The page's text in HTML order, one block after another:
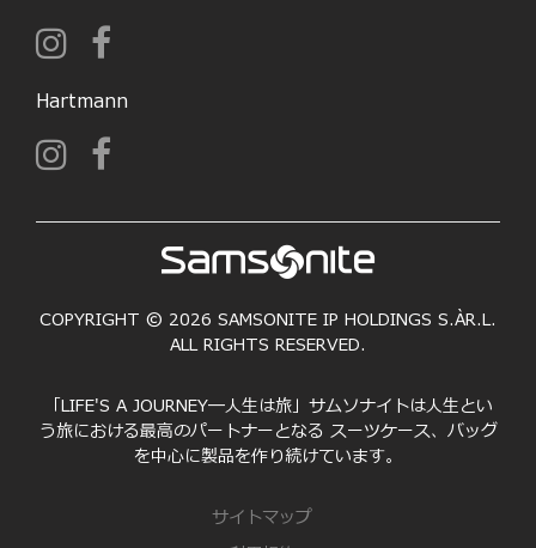
Hartmann
COPYRIGHT © 2026 SAMSONITE IP HOLDINGS S.ÀR.L.
ALL RIGHTS RESERVED.
「LIFE'S A JOURNEY―人生は旅」サムソナイトは人生とい
う旅における最高のパートナーとなる スーツケース、バッグ
を中心に製品を作り続けています。
サイトマップ